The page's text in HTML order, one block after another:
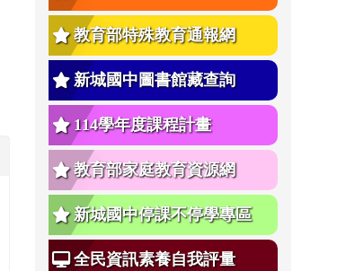
教育部特殊教育通報網
新城國中圖書館藏查詢
114學年度課程計畫
教育部家庭教育資源網
新城國中停課不停學專區
全民資訊素養自我評量